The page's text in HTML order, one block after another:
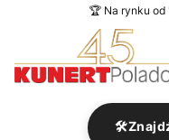
🏆 Na rynku od